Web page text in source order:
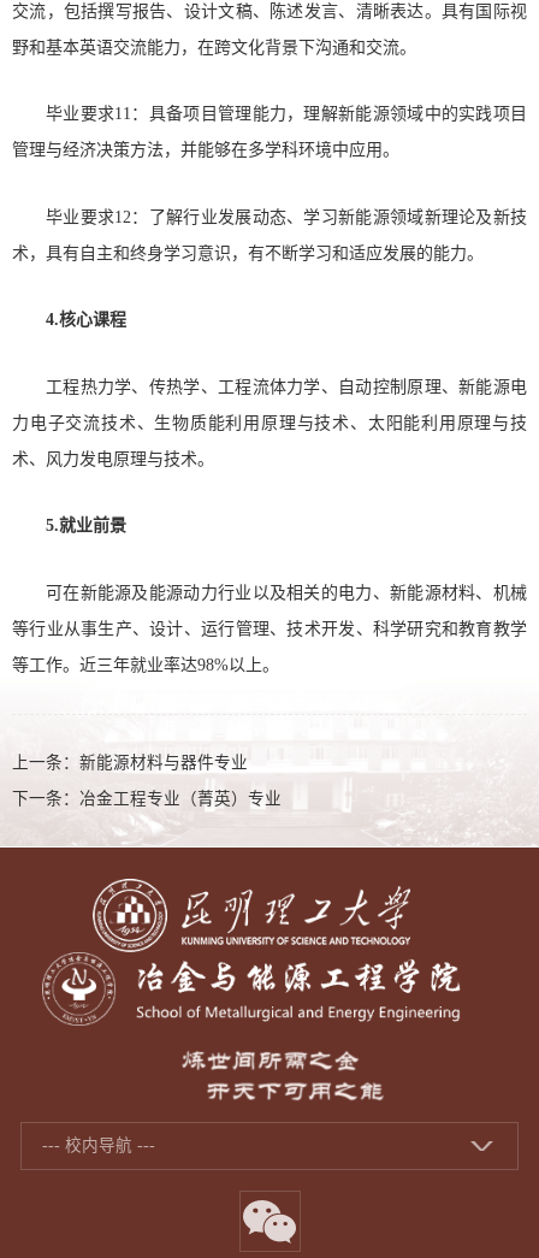
交流，包括撰写报告、设计文稿、陈述发言、清晰表达。具有国际视
野和基本英语交流能力，在跨文化背景下沟通和交流。
毕业要求11：具备项目管理能力，理解新能源领域中的实践项目
管理与经济决策方法，并能够在多学科环境中应用。
毕业要求12：了解行业发展动态、学习新能源领域新理论及新技
术，具有自主和终身学习意识，有不断学习和适应发展的能力。
4.核心课程
工程热力学、传热学、工程流体力学、自动控制原理、新能源电
力电子交流技术、生物质能利用原理与技术、太阳能利用原理与技
术、风力发电原理与技术。
5.就业前景
可在新能源及能源动力行业以及相关的电力、新能源材料、机械
等行业从事生产、设计、运行管理、技术开发、科学研究和教育教学
等工作。近三年就业率达98%以上。
上一条： 新能源材料与器件专业
下一条： 冶金工程专业（菁英）专业
--- 校内导航 ---